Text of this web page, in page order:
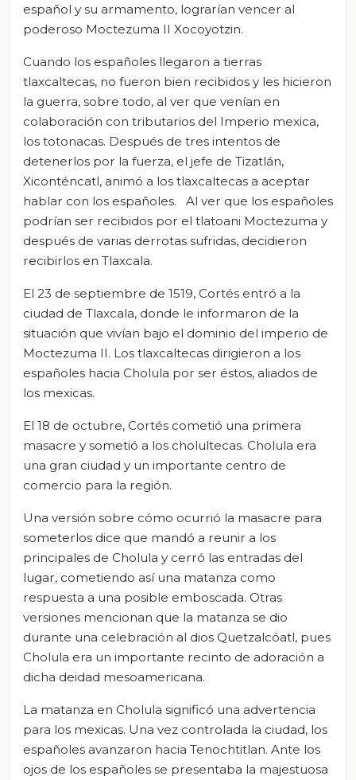
español y su armamento, lograrían vencer al
poderoso Moctezuma II Xocoyotzin.
Cuando los españoles llegaron a tierras
tlaxcaltecas, no fueron bien recibidos y les hicieron
la guerra, sobre todo, al ver que venían en
colaboración con tributarios del Imperio mexica,
los totonacas. Después de tres intentos de
detenerlos por la fuerza, el jefe de Tizatlán,
Xiconténcatl, animó a los tlaxcaltecas a aceptar
hablar con los españoles. Al ver que los españoles
podrían ser recibidos por el tlatoani Moctezuma y
después de varias derrotas sufridas, decidieron
recibirlos en Tlaxcala.
El 23 de septiembre de 1519, Cortés entró a la
ciudad de Tlaxcala, donde le informaron de la
situación que vivían bajo el dominio del imperio de
Moctezuma II. Los tlaxcaltecas dirigieron a los
españoles hacia Cholula por ser éstos, aliados de
los mexicas.
El 18 de octubre, Cortés cometió una primera
masacre y sometió a los cholultecas. Cholula era
una gran ciudad y un importante centro de
comercio para la región.
Una versión sobre cómo ocurrió la masacre para
someterlos dice que mandó a reunir a los
principales de Cholula y cerró las entradas del
lugar, cometiendo así una matanza como
respuesta a una posible emboscada. Otras
versiones mencionan que la matanza se dio
durante una celebración al dios Quetzalcóatl, pues
Cholula era un importante recinto de adoración a
dicha deidad mesoamericana.
La matanza en Cholula significó una advertencia
para los mexicas. Una vez controlada la ciudad, los
españoles avanzaron hacia Tenochtitlan. Ante los
ojos de los españoles se presentaba la majestuosa